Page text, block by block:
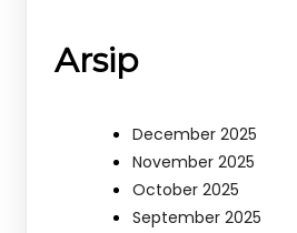
Arsip
December 2025
November 2025
October 2025
September 2025